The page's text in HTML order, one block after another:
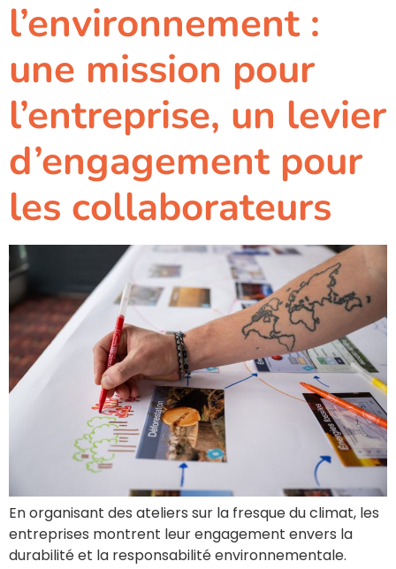
l’environnement :
une mission pour
l’entreprise, un levier
d’engagement pour
les collaborateurs
En organisant des ateliers sur la fresque du climat, les
entreprises montrent leur engagement envers la
durabilité et la responsabilité environnementale.